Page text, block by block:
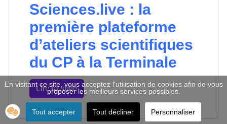
Sciences.live : la
première plateforme
d’ateliers scientifiques
du CP à la Terminale
Lire la suite
En visitant ce site, vous acceptez l'utilisation de cookies afin de vous
proposer les meilleurs services possibles.
Tout accepter Tout décliner Personnaliser